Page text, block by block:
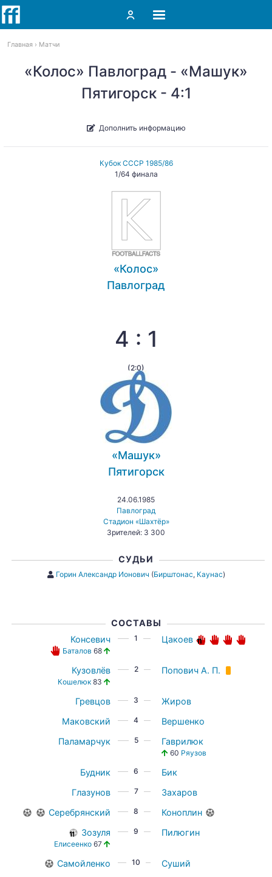
Главная Матчи
«Колос» Павлоград - «Машук»
Пятигорск - 4:1
Дополнить информацию
Кубок СССР 1985/86
1/64 финала
«Колос»
Павлоград
4 : 1
(2:0)
«Машук»
Пятигорск
24.06.1985
Павлоград
Стадион «Шахтёр»
Зрителей: 3 300
СУДЬИ
Горин Александр Ионович (Бирштонас, Каунас)
СОСТАВЫ
Консевич
Баталов 68
1 Цакоев
Кузовлёв
Кошелюк83
2 Попович А. П.
Гревцов 3
Жиров
Маковский
4
Вершенко
Паламарчук
5 Гаврилюк
60 Ряузов
Будник 6
Бик
Глазунов
7
Захаров
Серебрянский
8
Коноплин
Зозуля
Елисеенко67
9 Пилюгин
Самойленко 10
Суший